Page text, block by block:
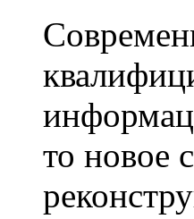
то новое